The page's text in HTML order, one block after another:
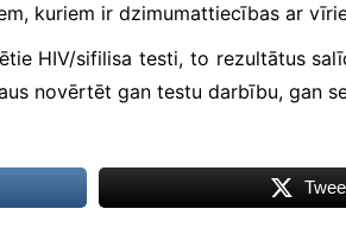
kuriem ir dzimumattiecības ar
HIV/sifilisa testi, to rezultātus
novērtēt gan testu darbību, gan